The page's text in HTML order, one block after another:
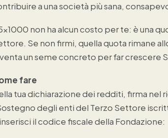
a una società più sana,
non ha alcun costo per te: è una
Se non firmi, quella quota rimane
un seme concreto per far crescere
fare
tua dichiarazione dei redditi, firma nel
degli enti del Terzo Settore
il codice fiscale della Fondazione: